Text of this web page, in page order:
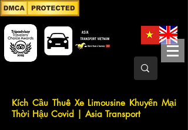
Kích Cầu Thuê Xe Limousine Khuyến Mại
Thời Hậu Covid | Asia Transport